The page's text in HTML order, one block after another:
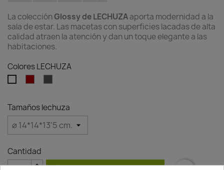
La colección Glossy de LECHUZAaporta modernidad a la
sala de estar. Las macetas con superficies lacadas de alta
calidad atraen la atención y dan un toque elegante a las
habitaciones.
Colores LECHUZA
Tamaños lechuza
Cantidad